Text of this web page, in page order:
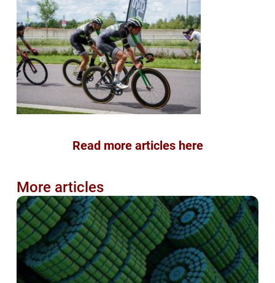
Read more articles here
More articles